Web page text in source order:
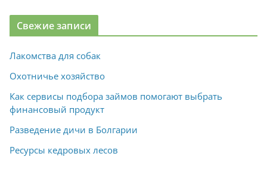
Свежие записи
Лакомства для собак
Охотничье хозяйство
Как сервисы подбора займов помогают выбрать
финансовый продукт
Разведение дичи в Болгарии
Ресурсы кедровых лесов